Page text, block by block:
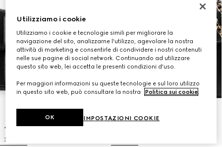
Utilizziamo i cookie
Utilizziamo i cookie e tecnologie simili per migliorare la
navigazione del sito, analizzarne l'utilizzo, agevolare la nostra
attività di marketing e consentirle di condividere i nostri contenuti
nelle sue pagine di social network. Continuando ad utilizzare
questo sito web, lei accetta le presenti condizioni d'uso.
Per maggiori informazioni su queste tecnologie e sul loro utilizzo
in questo sito web, può consultare la nostra
Politica sui cookie.
IMPOSTAZIONI COOKIE
OK